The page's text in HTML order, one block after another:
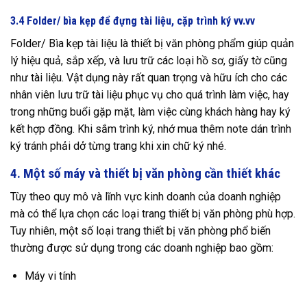
3.4 Folder/ bìa kẹp để đựng tài liệu, cặp trình ký vv.vv
Folder/ Bìa kẹp tài liệu là thiết bị văn phòng phẩm giúp quản
lý hiệu quả, sắp xếp, và lưu trữ các loại hồ sơ, giấy tờ cũng
như tài liệu. Vật dụng này rất quan trọng và hữu ích cho các
nhân viên lưu trữ tài liệu phục vụ cho quá trình làm việc, hay
trong những buổi gặp mặt, làm việc cùng khách hàng hay ký
kết hợp đồng. Khi sắm trình ký, nhớ mua thêm note dán trình
ký tránh phải dở từng trang khi xin chữ ký nhé.
4. Một số máy và thiết bị văn phòng cần thiết khác
Tùy theo quy mô và lĩnh vực kinh doanh của doanh nghiệp
mà có thể lựa chọn các loại trang thiết bị văn phòng phù hợp.
Tuy nhiên, một số loại trang thiết bị văn phòng phổ biến
thường được sử dụng trong các doanh nghiệp bao gồm:
Máy vi tính